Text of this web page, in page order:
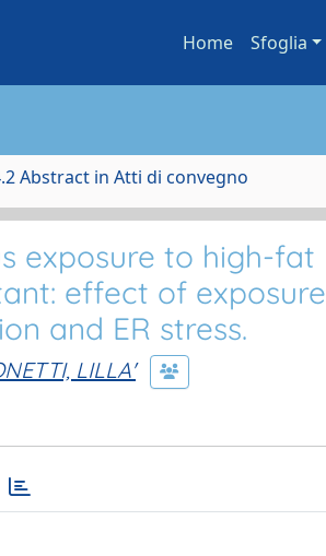
Home Sfoglia
Abstract in Atti di convegno
exposure to high-fat
effect of exposure
and ER stress.
LILLA'